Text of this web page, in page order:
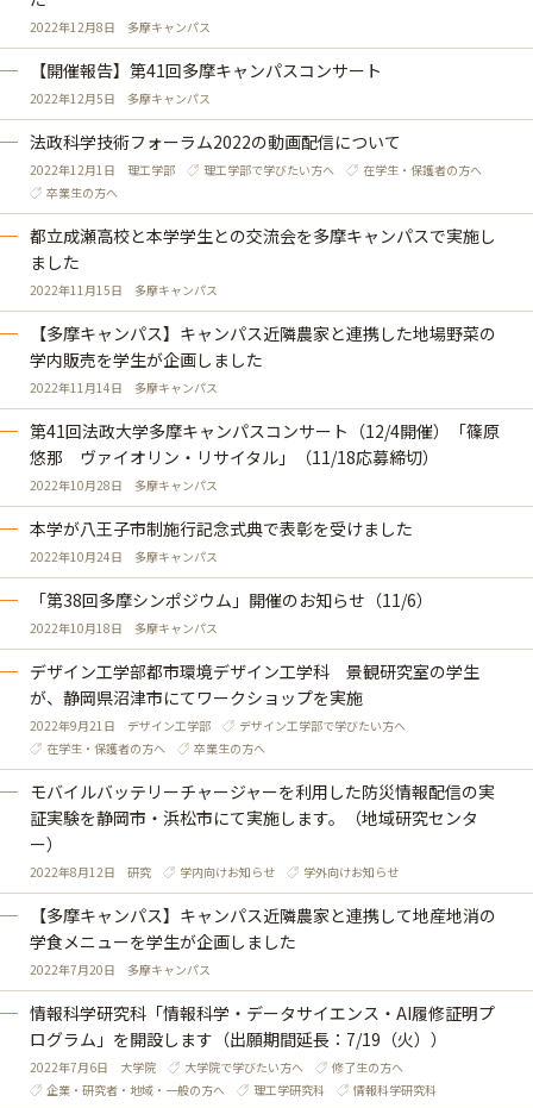
2022年12月8日 多摩キャンパス
【開催報告】第41回多摩キャンパスコンサート
2022年12月5日 多摩キャンパス
法政科学技術フォーラム2022の動画配信について
2022年12月1日 理工学部 理工学部で学びたい方へ
在学生・保護者の方へ
卒業生の方へ
都立成瀬高校と本学学生との交流会を多摩キャンパスで実施し
ました
2022年11月15日 多摩キャンパス
【多摩キャンパス】キャンパス近隣農家と連携した地場野菜の
学内販売を学生が企画しました
2022年11月14日 多摩キャンパス
第41回法政大学多摩キャンパスコンサート（12/4開催）「篠原
悠那 ヴァイオリン・リサイタル」（11/18応募締切）
2022年10月28日 多摩キャンパス
本学が八王子市制施行記念式典で表彰を受けました
2022年10月24日 多摩キャンパス
「第38回多摩シンポジウム」開催のお知らせ（11/6）
2022年10月18日 多摩キャンパス
デザイン工学部都市環境デザイン工学科 景観研究室の学生
が、静岡県沼津市にてワークショップを実施
2022年9月21日 デザイン工学部
デザイン工学部で学びたい方へ
在学生・保護者の方へ
卒業生の方へ
モバイルバッテリーチャージャーを利用した防災情報配信の実
証実験を静岡市・浜松市にて実施します。（地域研究センタ
ー）
2022年8月12日 研究 学内向けお知らせ 学外向けお知らせ
【多摩キャンパス】キャンパス近隣農家と連携して地産地消の
学食メニューを学生が企画しました
2022年7月20日 多摩キャンパス
情報科学研究科「情報科学・データサイエンス・AI履修証明プ
ログラム」を開設します（出願期間延長：7/19（火））
2022年7月6日 大学院 大学院で学びたい方へ
修了生の方へ
企業・研究者・地域・一般の方へ
理工学研究科 情報科学研究科